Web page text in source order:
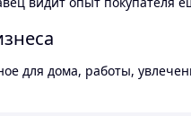
для дома, работы,